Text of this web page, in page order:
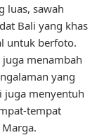
luas, sawah
Bali yang khas
untuk berfoto.
menambah
yang
juga menyentuh
tempat